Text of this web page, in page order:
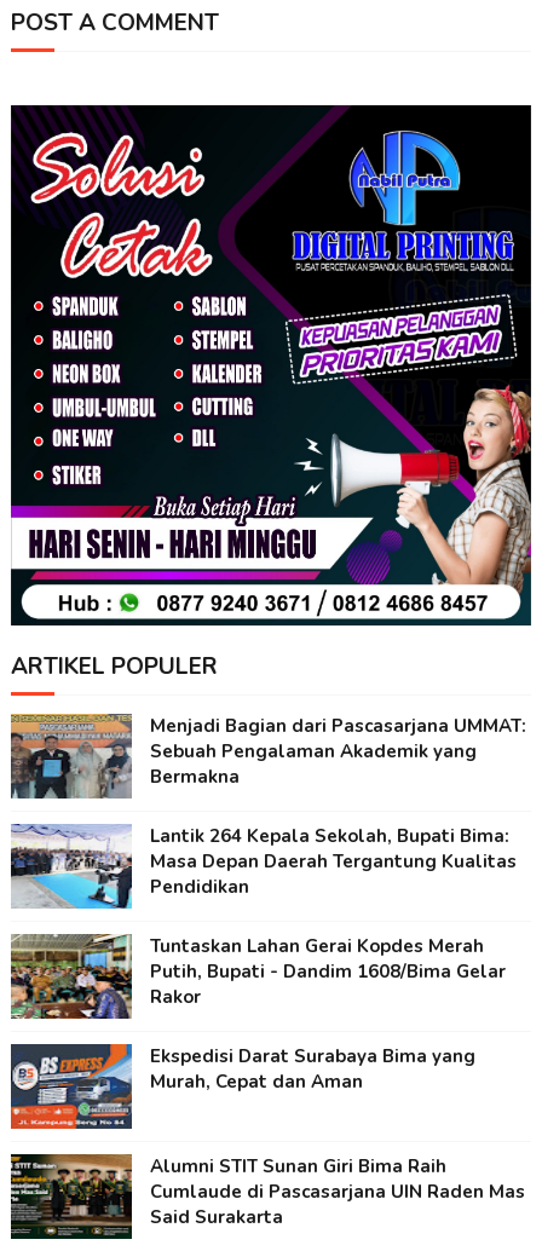
POST A COMMENT
ARTIKEL POPULER
Menjadi Bagian dari Pascasarjana UMMAT:
Sebuah Pengalaman Akademik yang
Bermakna
Lantik 264 Kepala Sekolah, Bupati Bima:
Masa Depan Daerah Tergantung Kualitas
Pendidikan
Tuntaskan Lahan Gerai Kopdes Merah
Putih, Bupati - Dandim 1608/Bima Gelar
Rakor
Ekspedisi Darat Surabaya Bima yang
Murah, Cepat dan Aman
Alumni STIT Sunan Giri Bima Raih
Cumlaude di Pascasarjana UIN Raden Mas
Said Surakarta